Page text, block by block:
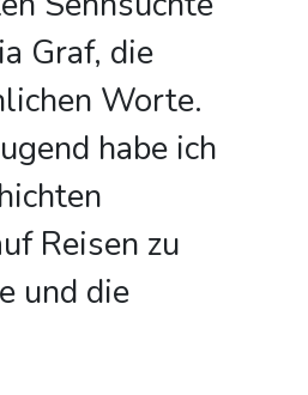
Graf, die
Worte.
habe ich
Reisen zu
und die